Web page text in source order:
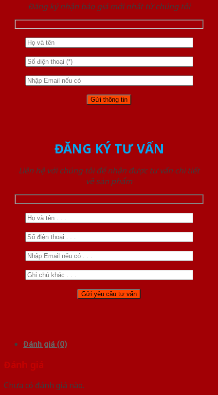
Đăng ký nhận báo giá mới nhất từ chúng tôi
ĐĂNG KÝ TƯ VẤN
Liên hệ với chúng tôi để nhận được tư vấn chi tiết
về sản phẩm
Đánh giá (0)
Đánh giá
Chưa có đánh giá nào.